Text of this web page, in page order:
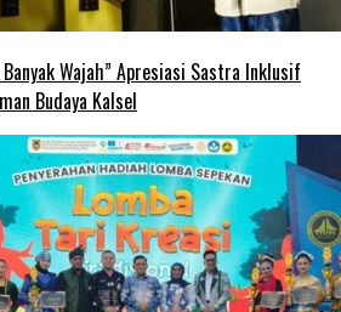
Wajah” Apresiasi Sastra Inklusif
Budaya Kalsel